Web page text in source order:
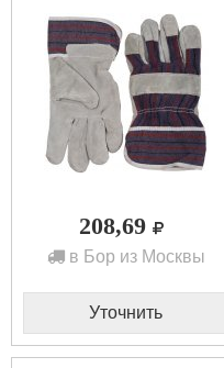
208,69
в Бор из Москвы
Уточнить